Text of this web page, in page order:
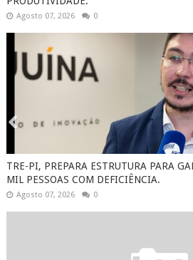
Agosto 07, 2026 0
TRE-PI, PREPARA ESTRUTURA PARA
MIL PESSOAS COM DEFICIÊNCIA.
Agosto 07, 2026 0